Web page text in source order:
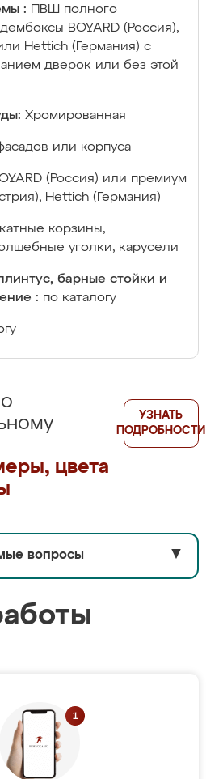
:
ПВШ полного
BOYARD (Россия),
Hettich (Германия) с
дверок или без этой
Хромированная
или корпуса
(Россия) или премиум
Hettich (Германия)
корзины,
уголки, карусели
барные стойки и
: по каталогу
цвета
УЗНАТЬ
ПОДРОБНОСТИ
вопросы ▼